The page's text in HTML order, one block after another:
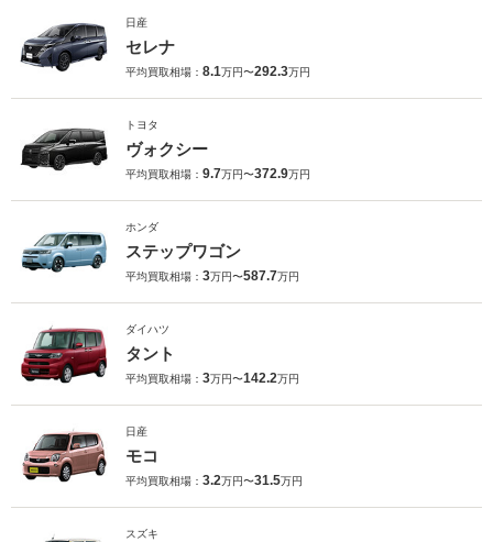
日産
セレナ
平均買取相場： 8.1万円〜292.3万円
トヨタ
ヴォクシー
平均買取相場： 9.7万円〜372.9万円
ホンダ
ステップワゴン
平均買取相場： 3万円〜587.7万円
ダイハツ
タント
平均買取相場： 3万円〜142.2万円
日産
モコ
平均買取相場： 3.2万円〜31.5万円
スズキ